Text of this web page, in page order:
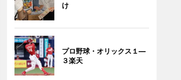
け
プロ野球・オリックス１―
３楽天